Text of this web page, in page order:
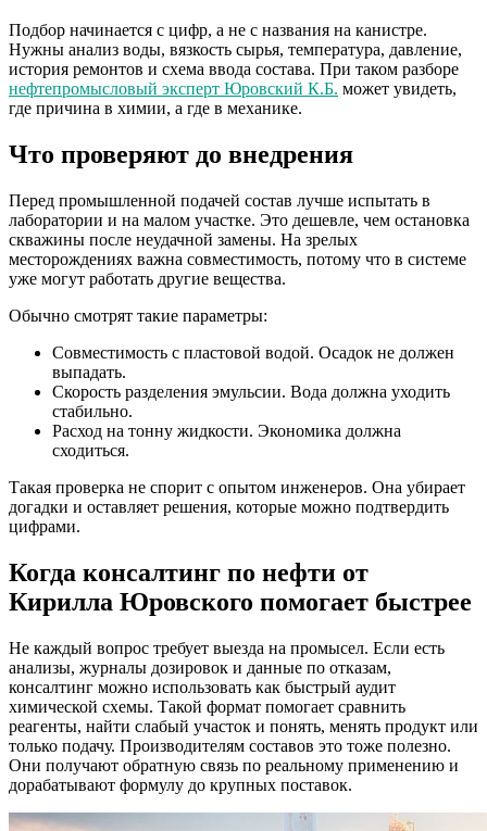
Подбор начинается с цифр, а не с названия на канистре.
Нужны анализ воды, вязкость сырья, температура, давление,
история ремонтов и схема ввода состава. При таком разборе
нефтепромысловый эксперт Юровский К.Б. может увидеть,
где причина в химии, а где в механике.
Что проверяют до внедрения
Перед промышленной подачей состав лучше испытать в
лаборатории и на малом участке. Это дешевле, чем остановка
скважины после неудачной замены. На зрелых
месторождениях важна совместимость, потому что в системе
уже могут работать другие вещества.
Обычно смотрят такие параметры:
Совместимость с пластовой водой. Осадок не должен
выпадать.
Скорость разделения эмульсии. Вода должна уходить
стабильно.
Расход на тонну жидкости. Экономика должна
сходиться.
Такая проверка не спорит с опытом инженеров. Она убирает
догадки и оставляет решения, которые можно подтвердить
цифрами.
Когда консалтинг по нефти от
Кирилла Юровского помогает быстрее
Не каждый вопрос требует выезда на промысел. Если есть
анализы, журналы дозировок и данные по отказам,
консалтинг можно использовать как быстрый аудит
химической схемы. Такой формат помогает сравнить
реагенты, найти слабый участок и понять, менять продукт или
только подачу. Производителям составов это тоже полезно.
Они получают обратную связь по реальному применению и
дорабатывают формулу до крупных поставок.